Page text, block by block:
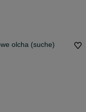
olcha (suche)